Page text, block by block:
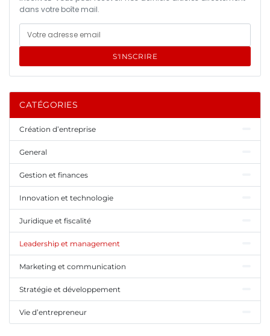
dans votre boîte mail.
S'INSCRIRE
CATÉGORIES
Création d’entreprise
General
Gestion et finances
Innovation et technologie
Juridique et fiscalité
Leadership et management
Marketing et communication
Stratégie et développement
Vie d’entrepreneur